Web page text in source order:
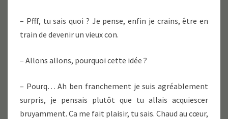
– Pfff, tu sais quoi ? Je pense, enfin je crains, être en
train de devenir un vieux con.
– Allons allons, pourquoi cette idée ?
– Pourq… Ah ben franchement je suis agréablement
surpris, je pensais plutôt que tu allais acquiescer
bruyamment. Ca me fait plaisir, tu sais. Chaud au cœur,